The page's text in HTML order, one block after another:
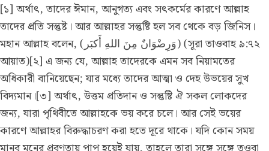
[১] অর্থাৎ, তাদের ঈমান, আনুগত্য এবং সৎকর্মের কারণে আল্লাহ
তাদের প্রতি সন্তুষ্ট। আর আল্লাহর সন্তুষ্টি হল সব থেকে বড় জিনিস।
মহান আল্লাহ বলেন, (وَرِضْوَانٌ مِنَ اللهِ أَكبَر)(সূরা তাওবাহ ৯:৭২
আয়াত)[২] এ জন্য যে, আল্লাহ তাদেরকে এমন সব নিয়ামতের
অধিকারী বানিয়েছেন; যার মধ্যে তাদের আত্মা ও দেহ উভয়ের সুখ
বিদ্যমান।[৩] অর্থাৎ, উত্তম প্রতিদান ও সন্তুষ্টি ঐ সকল লোকদের
জন্য, যারা পৃথিবীতে আল্লাহকে ভয় করে চলে। আর সেই ভয়ের
কারণে আল্লাহর বিরুদ্ধাচরণ করা হতে দূরে থাকে। যদি কোন সময়